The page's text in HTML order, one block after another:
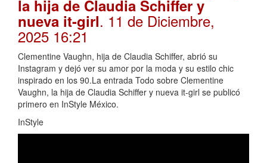
la hija de Claudia Schiffer y
nueva it-girl. 11 de Diciembre,
2025 16:21
Clementine Vaughn, hija de Claudia Schiffer, abrió su
Instagram y dejó ver su amor por la moda y su estilo chic
inspirado en los 90.La entrada Todo sobre Clementine
Vaughn, la hija de Claudia Schiffer y nueva it-girl se publicó
primero en InStyle México.
InStyle